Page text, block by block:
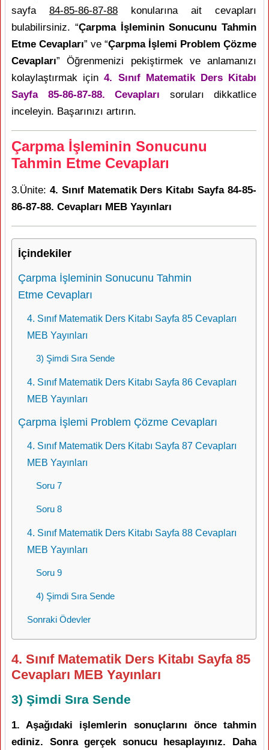
sayfa 84-85-86-87-88 konularına ait cevapları
bulabilirsiniz. “Çarpma İşleminin Sonucunu Tahmin
Etme Cevapları” ve “Çarpma İşlemi Problem Çözme
Cevapları” Öğrenmenizi pekiştirmek ve anlamanızı
kolaylaştırmak için4. Sınıf Matematik Ders Kitabı
Sayfa 85-86-87-88. Cevapları soruları dikkatlice
inceleyin. Başarınızı artırın.
Çarpma İşleminin Sonucunu
Tahmin Etme Cevapları
3.Ünite: 4. Sınıf Matematik Ders Kitabı Sayfa 84-85-
86-87-88. Cevapları MEB Yayınları
İçindekiler
Çarpma İşleminin Sonucunu Tahmin
Etme Cevapları
4. Sınıf Matematik Ders Kitabı Sayfa 85 Cevapları
MEB Yayınları
3) Şimdi Sıra Sende
4. Sınıf Matematik Ders Kitabı Sayfa 86 Cevapları
MEB Yayınları
Çarpma İşlemi Problem Çözme Cevapları
4. Sınıf Matematik Ders Kitabı Sayfa 87 Cevapları
MEB Yayınları
Soru 7
Soru 8
4. Sınıf Matematik Ders Kitabı Sayfa 88 Cevapları
MEB Yayınları
Soru 9
4) Şimdi Sıra Sende
Sonraki Ödevler
4. Sınıf Matematik Ders Kitabı Sayfa 85
Cevapları MEB Yayınları
3) Şimdi Sıra Sende
1. Aşağıdaki işlemlerin sonuçlarını önce tahmin
ediniz. Sonra gerçek sonucu hesaplayınız. Daha